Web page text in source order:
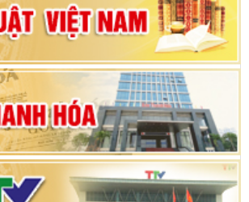
hội Đảng bộ xã Yên Ninh lần thứ nhất,
kỳ 2025 - 2030
mạc Kỳ họp bất thường lần thứ 9, Quốc
khóa XV
thảo luận Kỳ họp thứ 24, HĐND tỉnh
Hóa khóa XVIII, nhiệm kỳ 2021 - 2026
mạc Kỳ họp thứ hai bốn, Hội đồng nhân dân